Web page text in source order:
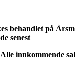
behandlet på
senest
innkommende